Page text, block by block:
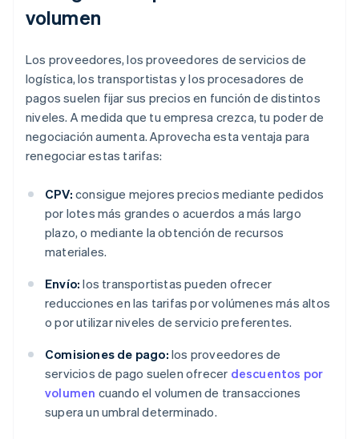
volumen
Los proveedores, los proveedores de servicios de
logística, los transportistas y los procesadores de
pagos suelen fijar sus precios en función de distintos
niveles. A medida que tu empresa crezca, tu poder de
negociación aumenta. Aprovecha esta ventaja para
renegociar estas tarifas:
CPV: consigue mejores precios mediante pedidos
por lotes más grandes o acuerdos a más largo
plazo, o mediante la obtención de recursos
materiales.
Envío: los transportistas pueden ofrecer
reducciones en las tarifas por volúmenes más altos
o por utilizar niveles de servicio preferentes.
Comisiones de pago: los proveedores de
servicios de pago suelen ofrecer descuentos por
volumen cuando el volumen de transacciones
supera un umbral determinado.